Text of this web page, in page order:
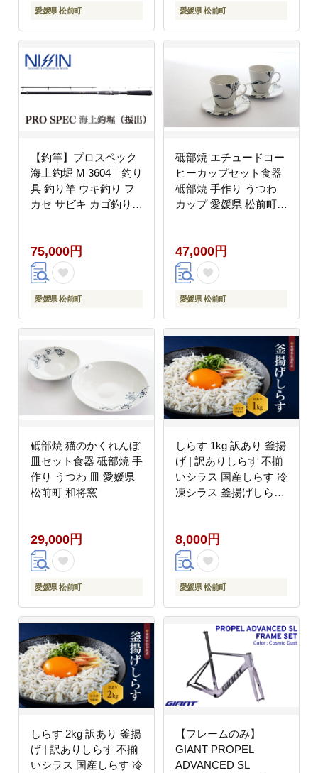
愛媛県 松前町 愛媛県 松前町
【釣竿】プロスペック
海上釣堀 M 3604｜釣り
具 釣り竿 ウキ釣り フ
カセ サビキ カゴ釣り
県 松前町
75,000円
愛媛県 松前町
砥部焼 エチュードコー
ヒーカップセット食器
砥部焼 手作り うつわ
カップ 愛媛県 松前町
47,000円
愛媛県 松前町
砥部焼 猫のかくれんぼ
皿セット食器 砥部焼 手
作り うつわ 皿 愛媛県
松前町 和将窯
29,000円
愛媛県 松前町
しらす 1kg 訳あり 釜揚
げ | 訳ありしらす 不揃
いシラス 国産しらす 冷
凍シラス 釜揚げしらす
釜揚げしらす 惣菜 弁当
簡単調理 ごはんのお供
加工品 海の幸 しらす丼
グルメ 食品 魚介 小魚
たまご 訳あり商品 愛媛
県 松前町
8,000円
愛媛県 松前町
しらす 2kg 訳あり 釜揚
げ | 訳ありしらす 不揃
いシラス 国産しらす 冷
【フレームのみ】
GIANT PROPEL
ADVANCED SL